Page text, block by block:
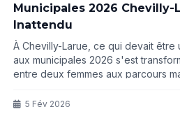
Municipales 2026 Chevilly-
Inattendu
À Chevilly-Larue, ce qui devait être
aux municipales 2026 s'est
entre deux femmes aux parcours
députée s'affrontent désormais...
5 Fév 2026